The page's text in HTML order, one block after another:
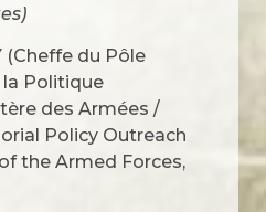
(Cheffe du Pôle
Politique
des Armées /
Policy Outreach
the Armed Forces,